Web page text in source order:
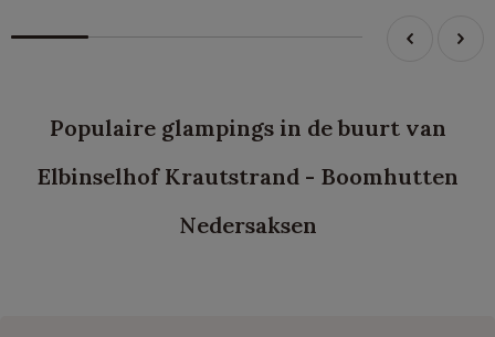
Populaire glampings in de buurt van
Elbinselhof Krautstrand - Boomhutten
Nedersaksen